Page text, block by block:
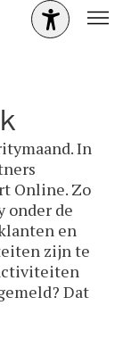
In
Online. Zo
onder de
en
zijn te
Dat